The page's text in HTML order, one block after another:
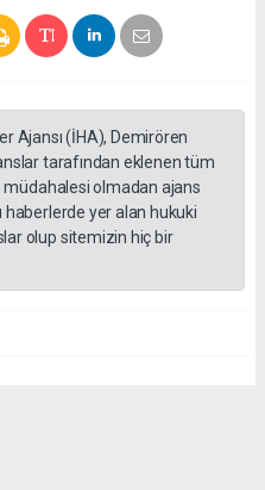
Ajansı (İHA), Demirören
tarafından eklenen tüm
olmadan ajans
haberlerde yer alan hukuki
olup sitemizin hiç bir